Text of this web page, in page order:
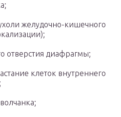
желудочно-кишечного
отверстия диафрагмы;
клеток внутреннего